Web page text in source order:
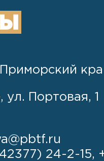
Портовая, 1
24-2-15,